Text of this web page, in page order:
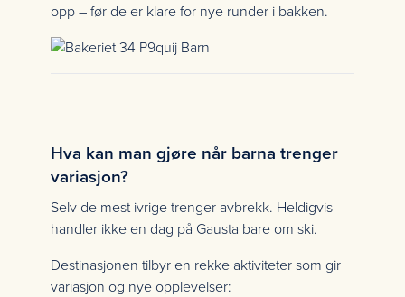
opp – før de er klare for nye runder i bakken.
Hva kan man gjøre når barna trenger
variasjon?
Selv de mest ivrige trenger avbrekk. Heldigvis
handler ikke en dag på Gausta bare om ski.
Destinasjonen tilbyr en rekke aktiviteter som gir
variasjon og nye opplevelser: